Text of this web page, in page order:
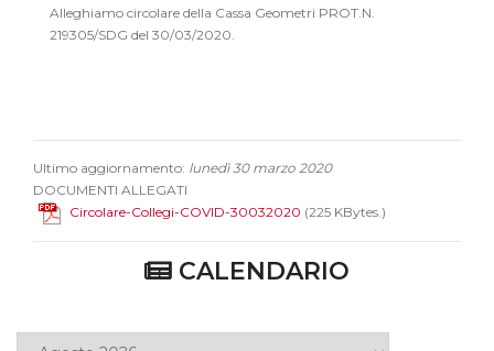
Alleghiamo circolare della Cassa Geometri PROT.N.
219305/SDG del 30/03/2020.
Ultimo aggiornamento: lunedì 30 marzo 2020
DOCUMENTI ALLEGATI
Circolare-Collegi-COVID-30032020 (225 KBytes.)
CALENDARIO